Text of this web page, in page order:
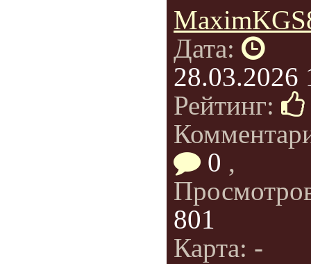
Дата:
28.03.2026
Рейтинг:
0 ,
801
Карта: -